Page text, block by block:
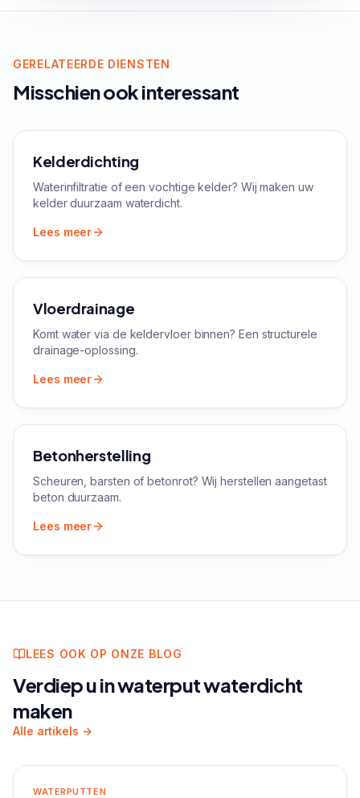
GERELATEERDE DIENSTEN
Misschien ook interessant
Kelderdichting
Waterinfiltratie of een vochtige kelder? Wij maken uw
kelder duurzaam waterdicht.
Lees meer
Vloerdrainage
Komt water via de keldervloer binnen? Een structurele
drainage-oplossing.
Lees meer
Betonherstelling
Scheuren, barsten of betonrot? Wij herstellen aangetast
beton duurzaam.
Lees meer
LEES OOK OP ONZE BLOG
Verdiep u inwaterput waterdicht
maken
Alle artikels →
WATERPUTTEN